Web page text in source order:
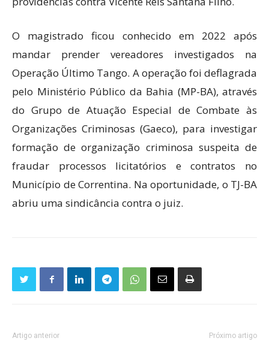
O magistrado ficou conhecido em 2022 após
mandar prender vereadores investigados na
Operação Último Tango. A operação foi deflagrada
pelo Ministério Público da Bahia (MP-BA), através
do Grupo de Atuação Especial de Combate às
Organizações Criminosas (Gaeco), para investigar
formação de organização criminosa suspeita de
fraudar processos licitatórios e contratos no
Município de Correntina. Na oportunidade, o TJ-BA
abriu uma sindicância contra o juiz.
Artigo anterior Próximo artigo